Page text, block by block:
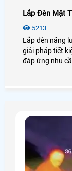
Lắp Đèn Mặt
5213
Lắp đèn năng
giải pháp tiết
đáp ứng nhu